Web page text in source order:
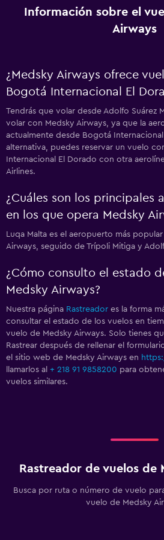
Información sobre el
Airways
¿Medsky Airways ofrece
Bogotá Internacional El
Tendrás que volar desde Adolfo Suárez
volar con Medsky Airways, ya que la
actualmente desde Bogotá
alternativa, puedes reservar un vuelo
Internacional El Dorado con otra
Airlines.
¿Cuáles son los principales
en los que opera Medsky
Luqa Malta es el aeropuerto más
Airways, seguido de Trípoli Mitiga y
¿Cómo consulto el estado
Medsky Airways?
Nuestra página Rastreador es la forma
consultar el estado de los vuelos en
vuelo de Medsky Airways. Solo tienes
Rastrear después de rellenar el
el sitio web de Medsky Airways en
llamarlos al + 218 91 9858200 para
vuelos similares.
Rastreador de vuelos de
Busca por ruta o número de vuelo
vuelo de Medsky